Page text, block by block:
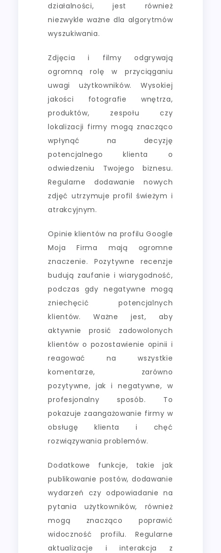
działalności, jest również
niezwykle ważne dla algorytmów
wyszukiwania.
Zdjęcia i filmy odgrywają
ogromną rolę w przyciąganiu
uwagi użytkowników. Wysokiej
jakości fotografie wnętrza,
produktów, zespołu czy
lokalizacji firmy mogą znacząco
wpłynąć na decyzję
potencjalnego klienta o
odwiedzeniu Twojego biznesu.
Regularne dodawanie nowych
zdjęć utrzymuje profil świeżym i
atrakcyjnym.
Opinie klientów na profilu Google
Moja Firma mają ogromne
znaczenie. Pozytywne recenzje
budują zaufanie i wiarygodność,
podczas gdy negatywne mogą
zniechęcić potencjalnych
klientów. Ważne jest, aby
aktywnie prosić zadowolonych
klientów o pozostawienie opinii i
reagować na wszystkie
komentarze, zarówno
pozytywne, jak i negatywne, w
profesjonalny sposób. To
pokazuje zaangażowanie firmy w
obsługę klienta i chęć
rozwiązywania problemów.
Dodatkowe funkcje, takie jak
publikowanie postów, dodawanie
wydarzeń czy odpowiadanie na
pytania użytkowników, również
mogą znacząco poprawić
widoczność profilu. Regularne
aktualizacje i interakcja z